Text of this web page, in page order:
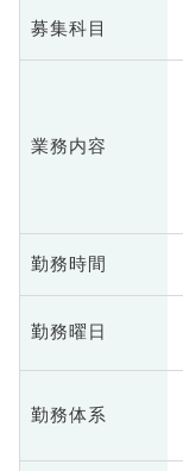
募集科目
業務内容
勤務時間
勤務曜日
勤務体系